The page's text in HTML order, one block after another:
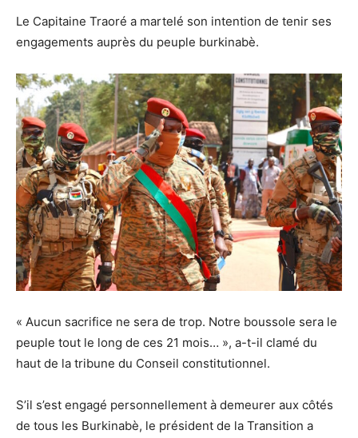
Le Capitaine Traoré a martelé son intention de tenir ses
engagements auprès du peuple burkinabè.
« Aucun sacrifice ne sera de trop. Notre boussole sera le
peuple tout le long de ces 21 mois… », a-t-il clamé du
haut de la tribune du Conseil constitutionnel.
S’il s’est engagé personnellement à demeurer aux côtés
de tous les Burkinabè, le président de la Transition a